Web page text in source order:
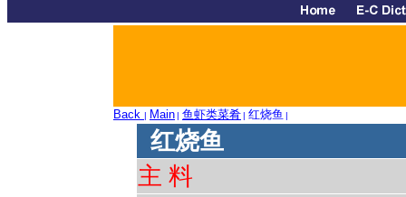
Back | Main| 鱼虾类菜肴| 红烧鱼 |
红烧鱼
主 料